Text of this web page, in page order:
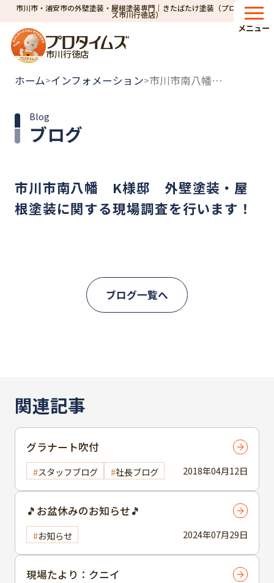
市川市・浦安市の外壁塗装・屋根塗装専門｜きたばたけ塗装（プロタイム
ズ市川行徳店）
市川行徳店
メニュー
ホーム>インフォメーション> 市川市南八幡 K様邸 外壁塗装・屋根塗装に関する現場調査を行います！
ブログ
Blog
市川市南八幡 K様邸 外壁塗装・屋
根塗装に関する現場調査を行います！
ブログ一覧へ
関連記事
2018年04月12日
グラナート吹付
スタッフブログ 社長ブログ
2024年07月29日
🎵お盆休みのお知らせ🎵
お知らせ
現場たより：クニイ